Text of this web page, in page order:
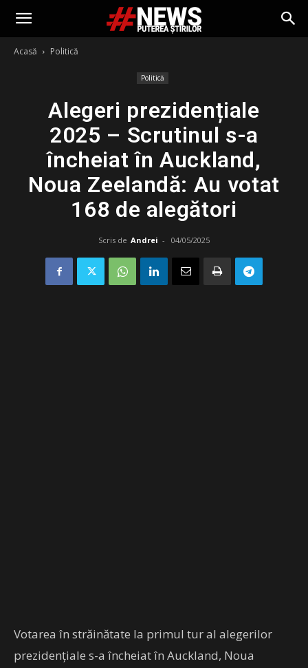
Acasă Politică
Politică
Alegeri prezidențiale
2025 – Scrutinul s-a
încheiat în Auckland,
Noua Zeelandă: Au votat
168 de alegători
Scris de Andrei - 04/05/2025
Votarea în străinătate la primul tur al alegerilor
prezidenţiale s-a încheiat în Auckland, Noua